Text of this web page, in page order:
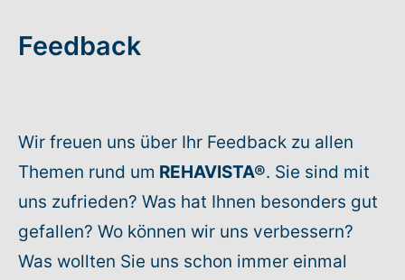
Technik-Support
Aktuelles
Feedback
Wir freuen uns über Ihr Feedback zu allen
Themen rund um REHAVISTA®. Sie sind mit
uns zufrieden? Was hat Ihnen besonders gut
gefallen? Wo können wir uns verbessern?
Was wollten Sie uns schon immer einmal